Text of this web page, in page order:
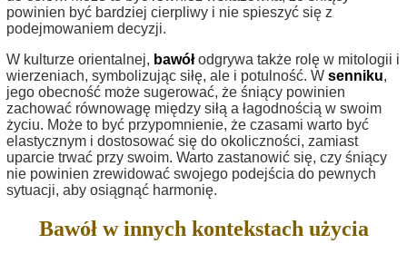
powinien być bardziej cierpliwy i nie spieszyć się z
podejmowaniem decyzji.
W kulturze orientalnej, bawółodgrywa także rolę w mitologii i
wierzeniach, symbolizując siłę, ale i potulność. W senniku,
jego obecność może sugerować, że śniący powinien
zachować równowagę między siłą a łagodnością w swoim
życiu. Może to być przypomnienie, że czasami warto być
elastycznym i dostosować się do okoliczności, zamiast
uparcie trwać przy swoim. Warto zastanowić się, czy śniący
nie powinien zrewidować swojego podejścia do pewnych
sytuacji, aby osiągnąć harmonię.
Bawół w innych kontekstach użycia